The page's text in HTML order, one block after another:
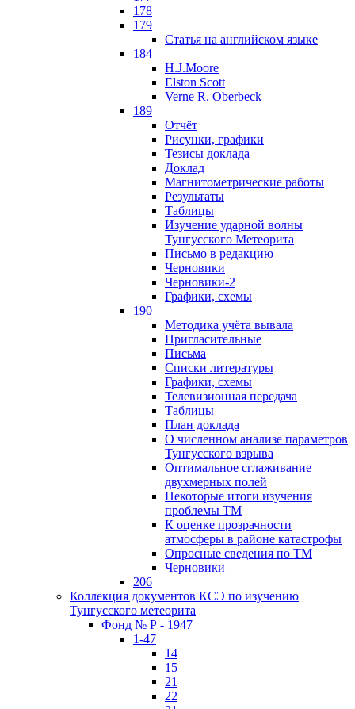
178
179
Статья на английском языке
184
H.J.Moore
Elston Scott
Verne R. Oberbeck
189
Отчёт
Рисунки, графики
Тезисы доклада
Доклад
Магнитометрические работы
Результаты
Таблицы
Изучение ударной волны
Тунгусского Метеорита
Письмо в редакцию
Черновики
Черновики-2
Графики, схемы
190
Методика учёта вывала
Пригласительные
Письма
Списки литературы
Графики, схемы
Телевизионная передача
Таблицы
План доклада
О численном анализе параметров
Тунгусского взрыва
Оптимальное сглаживание
двухмерных полей
Некоторые итоги изучения
проблемы ТМ
К оценке прозрачности
атмосферы в районе катастрофы
Опросные сведения по ТМ
Черновики
206
Коллекция документов КСЭ по изучению
Тунгусского метеорита
Фонд № Р - 1947
1-47
14
15
21
22